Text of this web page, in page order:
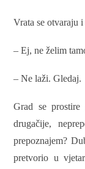
Vrata se otvaraju
– Ej, ne želim
– Ne laži. Gledaj.
Grad se prostire
drugačije,
prepoznajem?
pretvorio u